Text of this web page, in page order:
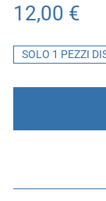
12,00 €
SOLO 1 PEZZI